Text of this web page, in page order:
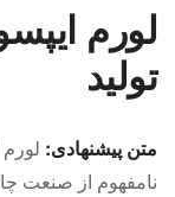
لورم
تولید
متن پیشنهادی:
نامفهوم از صنعت